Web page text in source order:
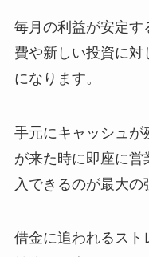
毎月の利益が安定す
費や新しい投資に対
になります。
手元にキャッシュが
が来た時に即座に
入できるのが最大の
借金に追われるスト